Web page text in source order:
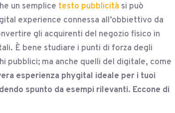
un semplice testo pubblicità si può
experience connessa all’obbiettivo da
gli acquirenti del negozio fisico in
È bene studiare i punti di forza degli
pubblici; ma anche quelli del digitale, come
esperienza phygital ideale per i tuoi
spunto da esempi rilevanti. Eccone di